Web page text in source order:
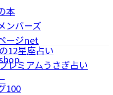
12星座占い
レミアムうさぎ占い
本
ンバーズ
ージnet
100